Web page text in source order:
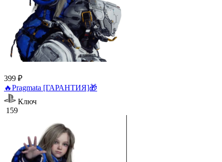
399 ₽
🔥Pragmata [ГАРАНТИЯ]🎁
Ключ
159